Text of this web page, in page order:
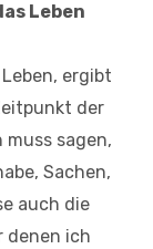
Leben
ergibt
der
sagen,
Sachen,
auch die
denen ich